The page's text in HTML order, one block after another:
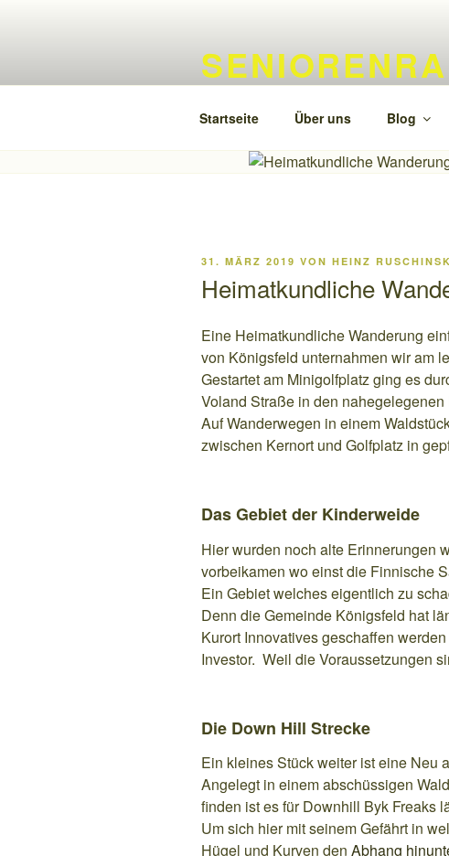
Startseite Über uns Blog
VERÖFFENTLICHT
31. MÄRZ 2019 VON HEINZ
Heimatkundliche
Eine Heimatkundliche Wanderung
von Königsfeld unternahmen wir am
Gestartet am Minigolfplatz ging es
Voland Straße in den
Auf Wanderwegen in einem
zwischen Kernort und Golfplatz in
Das Gebiet der Kinderweide
Hier wurden noch alte Erinnerungen
vorbeikamen wo einst die Finnische
Ein Gebiet welches eigentlich zu
Denn die Gemeinde Königsfeld hat
Kurort Innovatives geschaffen
Investor. Weil die Voraussetzungen
Die Down Hill Strecke
Ein kleines Stück weiter ist eine Neu
Angelegt in einem abschüssigen
finden ist es für Downhill Byk Freaks
Um sich hier mit seinem Gefährt in
Hügel und Kurven den Abhang